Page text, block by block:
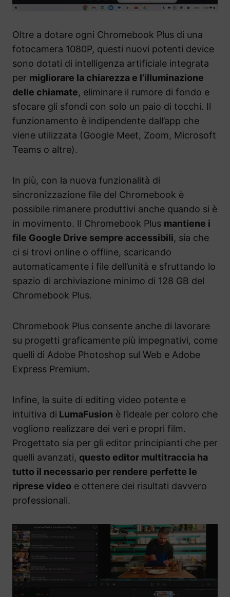
Oltre a dotare ogni Chromebook Plus di una
fotocamera 1080P, questi nuovi potenti device
sono dotati di intelligenza artificiale integrata
per migliorare la chiarezza e l’illuminazione
delle chiamate, eliminare il rumore di fondo e
sfocare gli sfondi con solo un paio di tocchi. Il
funzionamento è indipendente dall’app che
viene utilizzata (Google Meet, Zoom, Microsoft
Teams o altre).
In più, con la nuova funzionalità di
sincronizzazione file del Chromebook è
possibile rimanere produttivi anche quando si è
in movimento. Il Chromebook Plus mantiene i
file Google Drive sempre accessibili, sia che
ci si trovi online o offline, scaricando
automaticamente i file dell’unità e sfruttando lo
spazio di archiviazione minimo di 128 GB del
Chromebook Plus.
Chromebook Plus consente anche di lavorare
su progetti graficamente più impegnativi, come
quelli di Adobe Photoshop sul Web e Adobe
Express Premium.
Infine, la suite di editing video potente e
intuitiva di LumaFusion è l’ideale per coloro che
vogliono realizzare dei veri e propri film.
Progettato sia per gli editor principianti che per
quelli avanzati, questo editor multitraccia ha
tutto il necessario per rendere perfette le
riprese video e ottenere dei risultati davvero
professionali.